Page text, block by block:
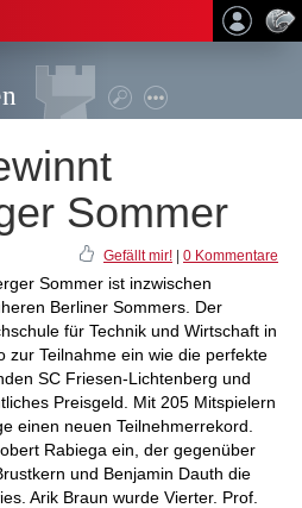
Sommer
Gefällt mir! 0 Kommentare
Sommer ist inzwischen
Berliner Sommers. Der
für Technik und Wirtschaft in
zur Teilnahme ein wie die perfekte
SC Friesen-Lichtenberg und
Preisgeld. Mit 205 Mitspielern
einen neuen Teilnehmerrekord.
Rabiega ein, der gegenüber
und Benjamin Dauth die
Arik Braun wurde Vierter. Prof.